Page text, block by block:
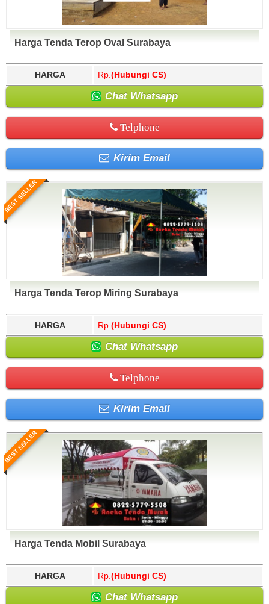
Harga Tenda Terop Oval Surabaya
HARGA Rp. (Hubungi CS)
Chat Whatsapp
Telphone
Kirim Email
BEST SELLER
Harga Tenda Terop Miring Surabaya
HARGA Rp. (Hubungi CS)
Chat Whatsapp
Telphone
Kirim Email
BEST SELLER
Harga Tenda Mobil Surabaya
HARGA Rp. (Hubungi CS)
Chat Whatsapp